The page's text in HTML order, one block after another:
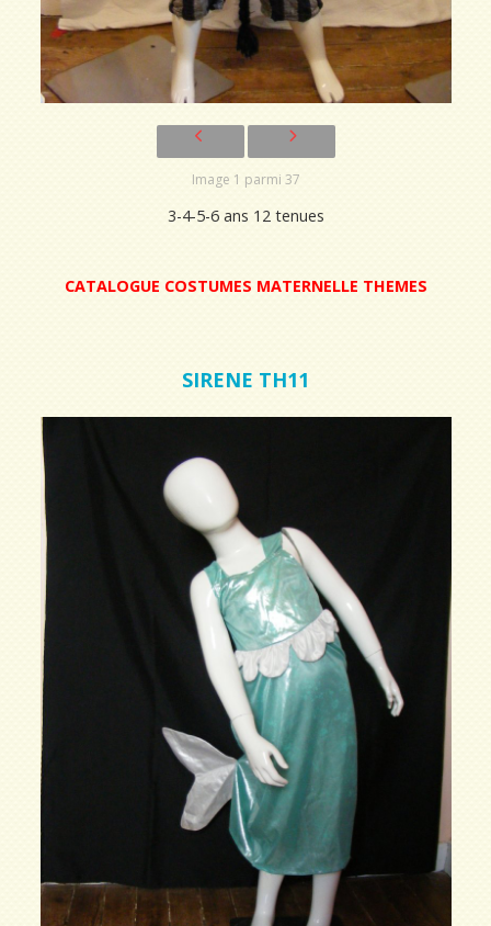
Image 1 parmi 37
3-4-5-6 ans 12 tenues
CATALOGUE COSTUMES MATERNELLE THEMES
SIRENE TH11